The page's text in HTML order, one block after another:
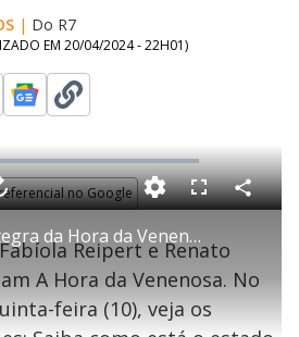
| Do R7
EM 20/04/2024 - 22H01)
no Google
P
l
Assista à íntegra da Hora da Venenosa | 10/12/2020
F
l
s
c
e
n
C
o
l
Reipert e Renato
A Hora da Venenosa. No
feira (10), veja os